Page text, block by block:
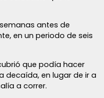
antes de
en un periodo de seis
que podía hacer
decaída, en lugar de ir a
a correr.